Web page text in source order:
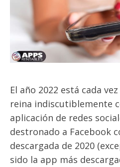
El año 2022 está cada
reina indiscutiblemente
aplicación de redes
destronado a Facebook
descargada de 2020
sido la app más